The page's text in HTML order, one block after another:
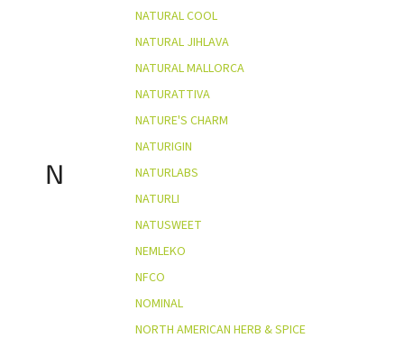
N
NATURAL COOL
NATURAL JIHLAVA
NATURAL MALLORCA
NATURATTIVA
NATURE'S CHARM
NATURIGIN
NATURLABS
NATURLI
NATUSWEET
NEMLEKO
NFCO
NOMINAL
NORTH AMERICAN HERB & SPICE